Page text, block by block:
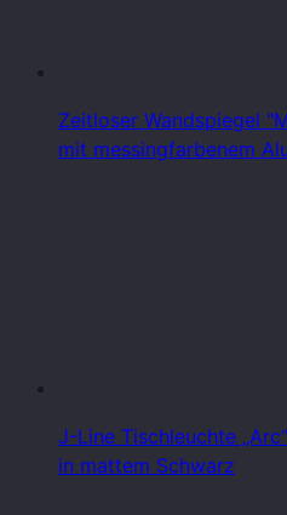
Zeitloser Wandspiegel
mit messingfarbenem
J-Line Tischleuchte
in mattem Schwarz